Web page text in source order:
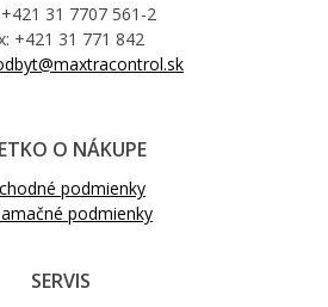
31 7707 561-2
+421 31 771 842
O NÁKUPE
podmienky
podmienky
SERVIS